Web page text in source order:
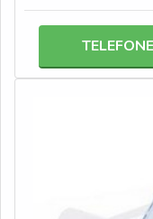
odontológicos e
pus, entre outros.
uma solução onde
TELEFONE